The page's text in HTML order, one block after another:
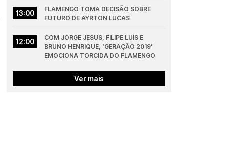
13:00
FLAMENGO TOMA DECISÃO SOBRE
FUTURO DE AYRTON LUCAS
12:00
COM JORGE JESUS, FILIPE LUÍS E
BRUNO HENRIQUE, ‘GERAÇÃO 2019’
EMOCIONA TORCIDA DO FLAMENGO
Ver mais